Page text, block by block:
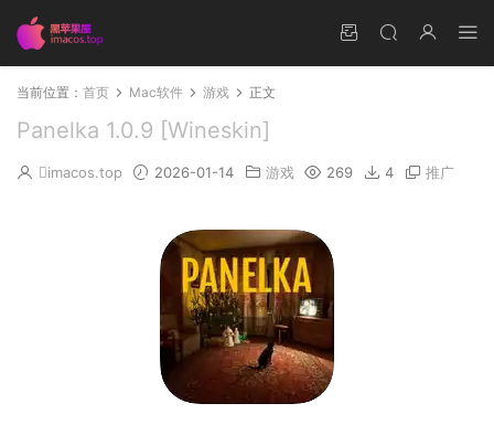
当前位置： 首页 Mac软件 游戏 正文
Panelka 1.0.9 [Wineskin]
imacos.top 2026-01-14 游戏 269 4 推广